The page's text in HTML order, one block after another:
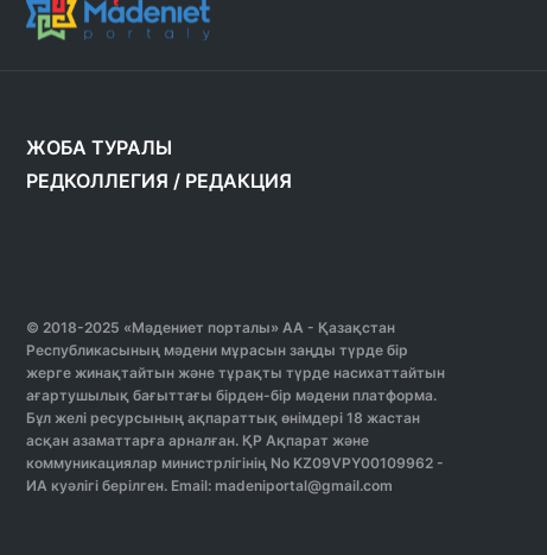
ЖОБА ТУРАЛЫ
РЕДКОЛЛЕГИЯ / РЕДАКЦИЯ
© 2018-2025 «Мәдениет порталы» АА - Қазақстан
Республикасының мәдени мұрасын заңды түрде бір
жерге жинақтайтын және тұрақты түрде насихаттайтын
ағартушылық бағыттағы бірден-бір мәдени платформа.
Бұл желі ресурсының ақпараттық өнімдері 18 жастан
асқан азаматтарға арналған. ҚР Ақпарат және
коммуникациялар министрлігінің No KZ09VPY00109962 -
ИА куәлігі берілген. Email: madeniportal@gmail.com